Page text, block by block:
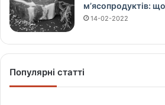
м’ясопродуктів:
14-02-2022
Популярні статті